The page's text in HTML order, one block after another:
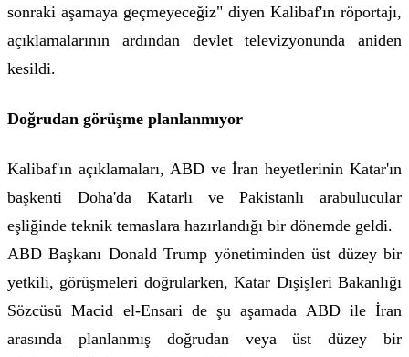
sonraki aşamaya geçmeyeceğiz" diyen Kalibaf'ın röportajı,
açıklamalarının ardından devlet televizyonunda aniden
kesildi.
Doğrudan görüşme planlanmıyor
Kalibaf'ın açıklamaları, ABD ve İran heyetlerinin Katar'ın
başkenti Doha'da Katarlı ve Pakistanlı arabulucular
eşliğinde teknik temaslara hazırlandığı bir dönemde geldi.
ABD Başkanı Donald Trump yönetiminden üst düzey bir
yetkili, görüşmeleri doğrularken, Katar Dışişleri Bakanlığı
Sözcüsü Macid el-Ensari de şu aşamada ABD ile İran
arasında planlanmış doğrudan veya üst düzey bir